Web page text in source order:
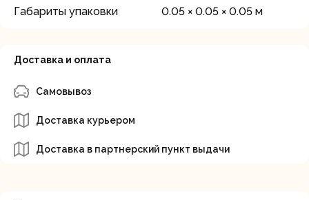
Габариты упаковки
0.05 × 0.05 × 0.05 м
Доставка и оплата
Самовывоз
Доставка курьером
Доставка в партнерский пункт выдачи